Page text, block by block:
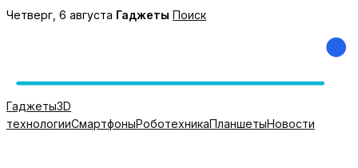
Перейти
Четверг, 6 августа Гаджеты Поиск
Гаджеты3D
технологииСмартфоныРоботехникаПланшетыНовости